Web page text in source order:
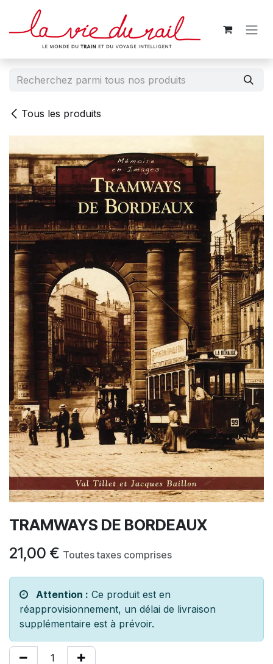
Se rendre au contenu
Tous les produits
TRAMWAYS DE BORDEAUX
21,00 € Toutes taxes comprises
Attention : Ce produit est en
réapprovisionnement, un délai de livraison
supplémentaire est à prévoir.